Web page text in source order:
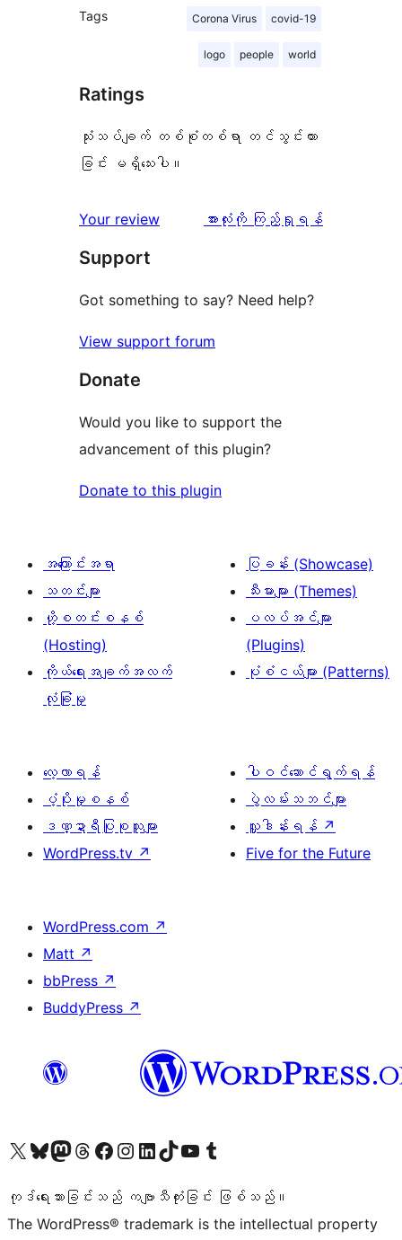
Tags Corona Virus covid-19
logo people world
Ratings
သုံးသပ်ချက် တစ်စုံတစ်ရာ တင်သွင်းထား
ခြင်း မရှိသေးပါ။
Your review
သုံးသပ်
အားလုံးကို ကြည့်ရှုရန်
Support
Got something to say? Need help?
View support forum
Donate
Would you like to support the
advancement of this plugin?
Donate to this plugin
အကြောင်းအရာ
သတင်းများ
ဟို့စတင်းစနစ်
(Hosting)
ကိုယ်ရေးအချက်အလက်
လုံခြုံမှု
ပြခန်း (Showcase)
သီးမားများ (Themes)
ပလပ်အင်များ
(Plugins)
ပုံစံငယ်များ (Patterns)
လေ့လာရန်
ပံ့ပိုးမှုစနစ်
ဒဏ္ဍာရီပြုစုသူများ
WordPress.tv ↗
ပါဝင်ဆောင်ရွက်ရန်
ပွဲလမ်းသဘင်များ
လှူဒါန်းရန် ↗
Five for the Future
WordPress.com ↗
Matt ↗
bbPress ↗
BuddyPress ↗
ကျွန်ုပ်တို့၏ X (ယခင် Twitter) အကောင့်သို့ သွားရောက်ကြည့်ရှုပါကျွန်ုပ်တို့၏ Bluesky အကောင့်သို့ ဝင်ရောက်ကြည့်ရှုရန်
ကျွန်ုပ်တို့၏ Mastodon အကောင့်သို့ သွားရောက်ကြည့်ရှုပါကျွန်ုပ်တို့၏ Threads အကောင့်သို့ ဝင်ရောက်ကြည့်ရှုရန်
ကျွန်ုပ်တို့၏ Facebook စာမျက်နှာသို့ သွားရောက်ကြည့်ရှုပါကျွန်ုပ်တို့၏ Instagram အကောင့်သို့ သွားရောက်ကြည့်ရှုပါ ကျွန်ုပ်တို့၏ LinkedIn အကောင့်သို့ သွားရောက်ကြည့်ရှုပါကျွန်ုပ်တို့၏ TikTok အကောင့်သို့ ဝင်ရောက်ကြည့်ရှုရန်
ကျွန်ုပ်တို့၏ YouTube ချန်နယ်သို့ သွားရောက်ကြည့်ရှုပါ ကျွန်ုပ်တို့၏ Tumblr အကောင့်သို့ ဝင်ရောက်ကြည့်ရှုရန်
ကုဒ်ရေးသားခြင်းသည် ကဗျာသီကုံးခြင်း ဖြစ်သည်။
The WordPress® trademark is the intellectual property